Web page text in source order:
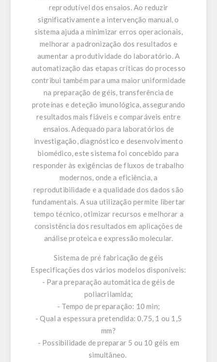
reprodutível dos ensaios. Ao reduzir
significativamente a intervenção manual, o
sistema ajuda a minimizar erros operacionais,
melhorar a padronização dos resultados e
aumentar a produtividade do laboratório. A
automatização das etapas críticas do processo
contribui também para uma maior uniformidade
na preparação de géis, transferência de
proteínas e deteção imunológica, assegurando
resultados mais fiáveis e comparáveis entre
ensaios. Adequado para laboratórios de
investigação, diagnóstico e desenvolvimento
biomédico, este sistema foi concebido para
responder às exigências de fluxos de trabalho
modernos, onde a eficiência, a
reprodutibilidade e a qualidade dos dados são
fundamentais. A sua utilização permite libertar
tempo técnico, otimizar recursos e melhorar a
consistência dos resultados em aplicações de
análise proteica e expressão molecular.
Sistema de pré fabricação de géis
Especificações dos vários modelos disponíveis:
- Para preparação automática de géis de
poliacrilamida;
- Tempo de preparação: 10 min;
- Qual a espessura pretendida: 0,75, 1 ou 1,5
mm?
- Possibilidade de preparar 5 ou 10 géis em
simultâneo.